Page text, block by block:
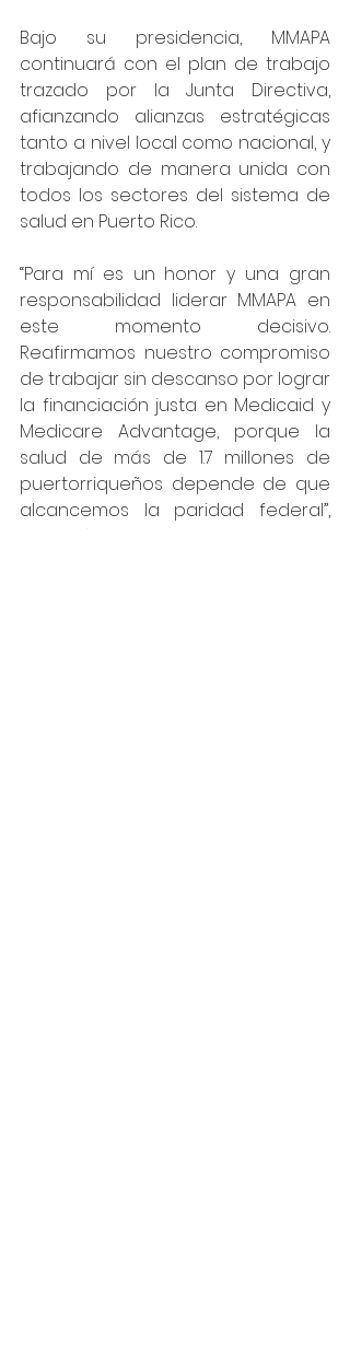
Bajo su presidencia, MMAPA
continuará con el plan de trabajo
trazado por la Junta Directiva,
afianzando alianzas estratégicas
tanto a nivel local como nacional, y
trabajando de manera unida con
todos los sectores del sistema de
salud en Puerto Rico.
“Para mí es un honor y una gran
responsabilidad liderar MMAPA en
este momento decisivo.
Reafirmamos nuestro compromiso
de trabajar sin descanso por lograr
la financiación justa en Medicaid y
Medicare Advantage, porque la
salud de más de 1.7 millones de
puertorriqueños depende de que
alcancemos la paridad federal”,